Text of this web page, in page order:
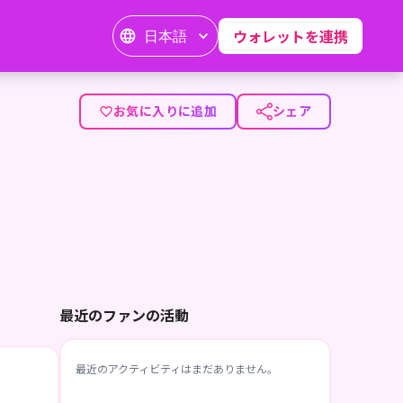
日本語 ウォレットを連携
お気に入りに追加 シェア
最近のファンの活動
最近のアクティビティはまだありません。